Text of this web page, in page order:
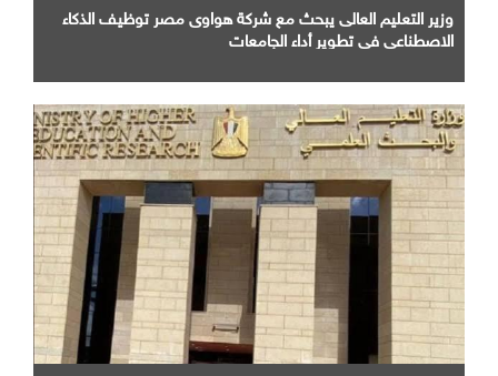
وزير التعليم العالى يبحث مع شركة هواوى مصر توظيف الذكاء
الاصطناعى فى تطوير أداء الجامعات